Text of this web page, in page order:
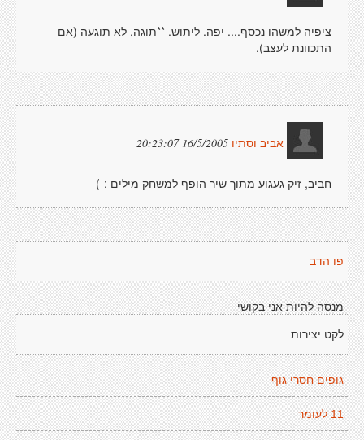
ציפיה למשהו נכסף.... יפה. ליתוש. **תוגה, לא תוגעה (אם
התכוונת לעצב).
אביב וסתיו 16/5/2005 20:23:07
חביב, זיק געגוע מתוך שיר הופף למשחק מילים :-)
פו הדב
מנסה להיות אני בקושי
לקט יצירות
גופים חסרי גוף
11 לעומר